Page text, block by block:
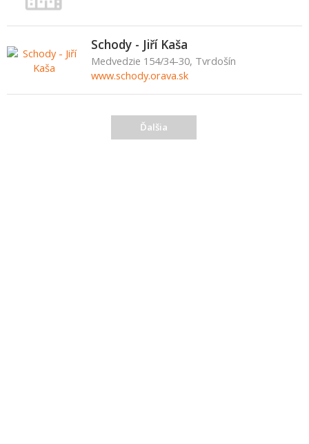
Schody - Jiří Kaša
Medvedzie 154/34-30, Tvrdošín
www.schody.orava.sk
Ďalšia